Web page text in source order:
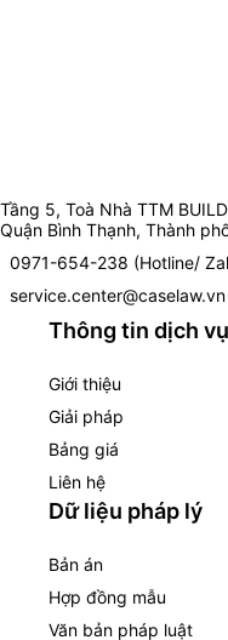
Tầng 5, Toà Nhà TTM
Quận Bình Thạnh, Thành
0971-654-238 (Hotline/
service.center@caselaw.vn
Thông tin dịch vụ
Giới thiệu
Giải pháp
Bảng giá
Liên hệ
Dữ liệu pháp lý
Bản án
Hợp đồng mẫu
Văn bản pháp luật